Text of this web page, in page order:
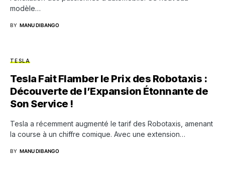
modèle…
BY MANU DIBANGO
TESLA
Tesla Fait Flamber le Prix des Robotaxis :
Découverte de l’Expansion Étonnante de
Son Service !
Tesla a récemment augmenté le tarif des Robotaxis, amenant
la course à un chiffre comique. Avec une extension…
BY MANU DIBANGO